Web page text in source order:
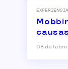
08 de